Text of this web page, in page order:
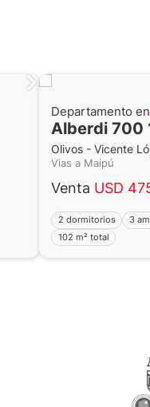
Departamento en
Alberdi 700
Olivos - Vicente
Vias a Maipú
Venta USD
2 dormitorios 3
102 m² total